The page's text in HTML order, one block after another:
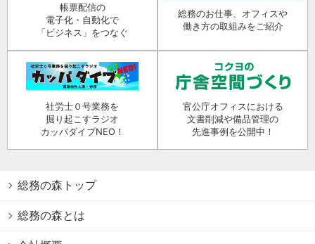
帳票配信の
電子化・自動化で
「ビジネス」をつなぐ
総務のお仕事、オフィスや
働き方の取組みをご紹介
社労士０号業務を
掘り起こすラジオ
カッパダイブNEO！
官公庁オフィスにおける
文書削減や備品管理の
先進事例を公開中！
総務の森トップ
総務の森とは